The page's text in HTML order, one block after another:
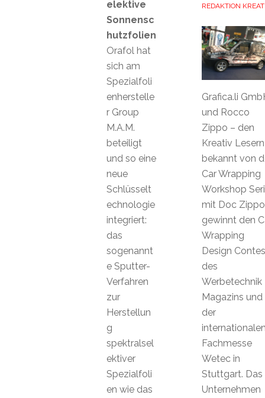
REDAKTION
Grafica.li
und Rocco
Zippo – den
Kreativ Lesern
bekannt von
Car Wrapping
Workshop
mit Doc
gewinnt den
Wrapping
Design
des
Werbetechnik
Magazins und
der
Fachmesse
Wetec in
Stuttgart. Das
Unternehmen
elektive
Sonnensc
hutzfolien
Orafol hat
sich am
Spezialfoli
enherstelle
r Group
M.A.M.
beteiligt
und so eine
neue
Schlüsselt
echnologie
integriert:
das
sogenannt
e Sputter-
Verfahren
zur
Herstellun
g
spektralsel
ektiver
Spezialfoli
en wie das